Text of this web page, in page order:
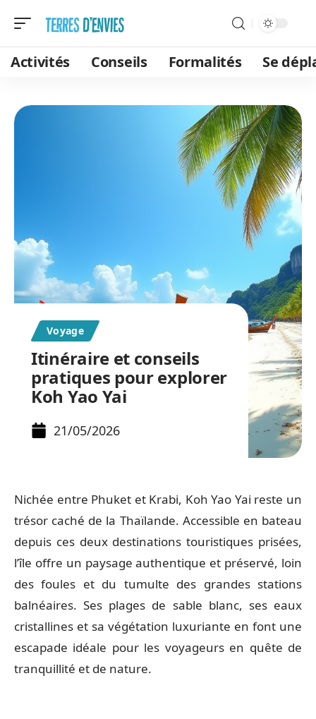
Activités Conseils Formalités Se
Voyage
Itinéraire et conseils
pratiques pour explorer
Koh Yao Yai
21/05/2026
Nichée entre Phuket et Krabi, Koh Yao Yai reste un
trésor caché de la Thaïlande. Accessible en bateau
depuis ces deux destinations touristiques prisées,
l’île offre un paysage authentique et préservé, loin
des foules et du tumulte des grandes stations
balnéaires. Ses plages de sable blanc, ses eaux
cristallines et sa végétation luxuriante en font une
escapade idéale pour les voyageurs en quête de
tranquillité et de nature.